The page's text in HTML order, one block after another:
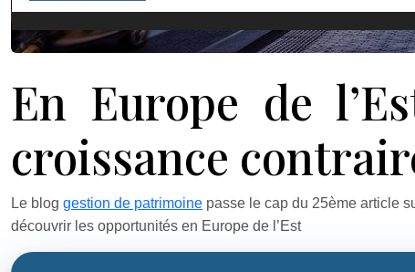
En Europe de
croissance
Le blog gestion de patrimoine passe le cap du 25ème article
découvrir les opportunités en Europe de l’Est